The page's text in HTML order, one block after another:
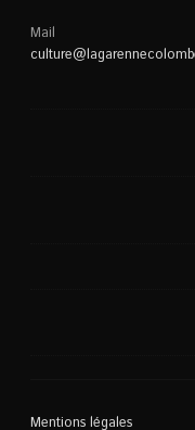
Mail
Mentions légales